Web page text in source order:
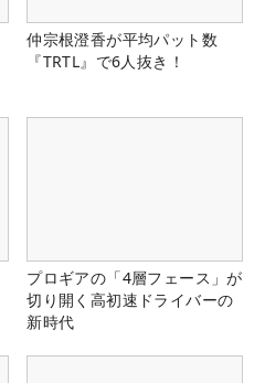
仲宗根澄香が平均パット数
『TRTL』で6人抜き！
プロギアの「4層フェース」が
切り開く高初速ドライバーの
新時代